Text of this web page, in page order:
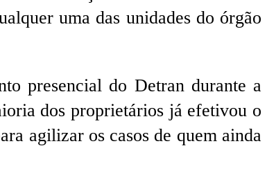
uma das unidades do órgão
presencial do Detran durante a
dos proprietários já efetivou o
agilizar os casos de quem ainda